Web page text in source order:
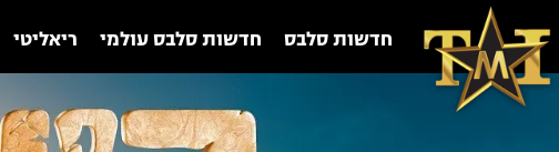
חדשות סלבס חדשות סלבס עולמי ריאליטי